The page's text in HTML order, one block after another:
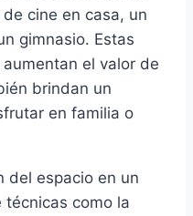
cine en casa, un
gimnasio. Estas
el valor de
brindan un
en familia o
del espacio en un
como la